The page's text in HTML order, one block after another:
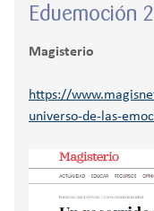
Eduemoción
Magisterio
https://
universo-de-las-